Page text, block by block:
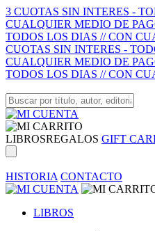
3 CUOTAS SIN INTERES -
CUALQUIER MEDIO DE
TODOS LOS DIAS // CON
CUOTAS SIN INTERES -
CUALQUIER MEDIO DE
TODOS LOS DIAS // CON
LIBROSREGALOS GIFT
HISTORIA CONTACTO
LIBROS